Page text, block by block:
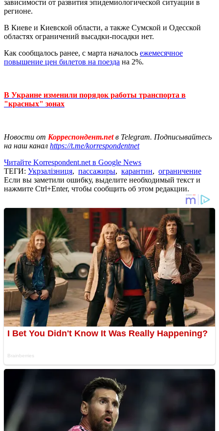
зависимости от развития эпидемиологической ситуации в
регионе.
В Киеве и Киевской области, а также Сумской и Одесской
областях ограничений высадки-посадки нет.
Как сообщалось ранее, с марта началось ежемесячное
повышение цен билетов на поезда на 2%.
В Украине изменили порядок работы транспорта в
"красных" зонах
Новости от Корреспондент.netв Telegram. Подписывайтесь
на наш канал https://t.me/korrespondentnet
Читайте Korrespondent.net в Google News
ТЕГИ: Укрзалізниця, пассажиры, карантин, ограничение
Если вы заметили ошибку, выделите необходимый текст и
нажмите Ctrl+Enter, чтобы сообщить об этом редакции.